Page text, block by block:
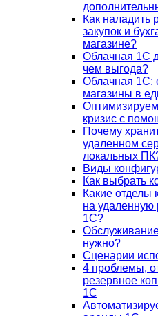
Как наладить
закупок и
магазине?
Облачная 1С
чем выгода?
Облачная 1С:
магазины в
кризис с
Почему
удаленном
локальных
Виды
Как выбрать
Какие отделы
на удаленную
1С?
нужно?
Сценарии
4 проблемы,
резервное
1С